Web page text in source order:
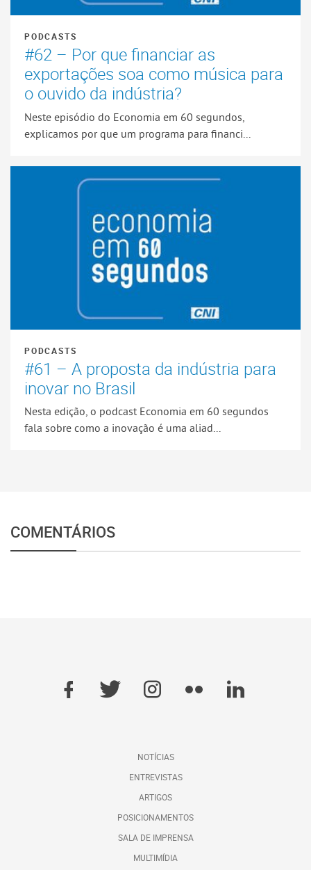
PODCASTS
#62 – Por que financiar as
exportações soa como música para
o ouvido da indústria?
Neste episódio do Economia em 60 segundos,
explicamos por que um programa para financi...
PODCASTS
#61 – A proposta da indústria para
inovar no Brasil
Nesta edição, o podcast Economia em 60 segundos
fala sobre como a inovação é uma aliad...
COMENTÁRIOS
NOTÍCIAS
ENTREVISTAS
ARTIGOS
POSICIONAMENTOS
SALA DE IMPRENSA
MULTIMÍDIA